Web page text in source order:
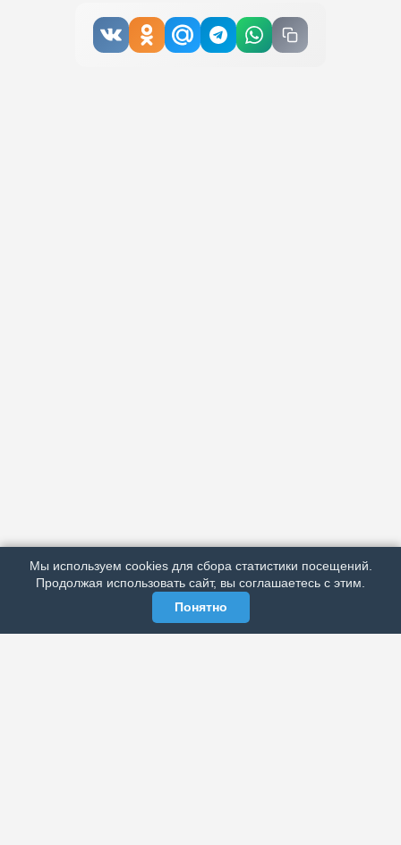
РЕКЛАМА У НАС
МЫ В СОЦСЕТЯХ
Мы используем cookies для сбора статистики посещений.
Продолжая использовать сайт, вы соглашаетесь с этим.
Понятно